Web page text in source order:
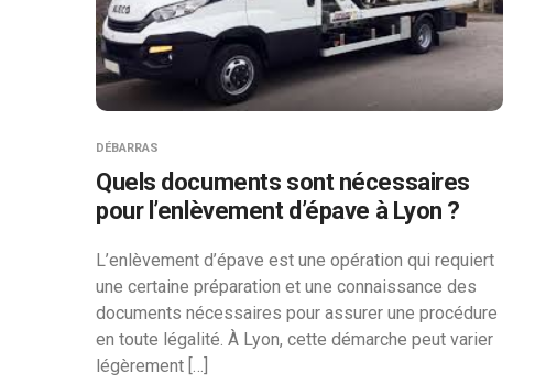
DÉBARRAS
Quels documents sont nécessaires
pour l’enlèvement d’épave à Lyon ?
L’enlèvement d’épave est une opération qui requiert
une certaine préparation et une connaissance des
documents nécessaires pour assurer une procédure
en toute légalité. À Lyon, cette démarche peut varier
légèrement […]